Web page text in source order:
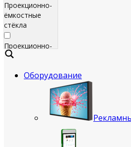
Проекционно-
ёмкостные
стёкла
Проекционно-
ёмкостные
Оборудование